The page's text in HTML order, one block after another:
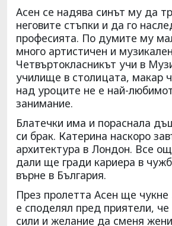
Асен се надява синът му да
неговите стъпки и да го
професията. По думите му
много артистичен и
Четвъртокласникът учи в
училище в столицата, макар
над уроците не е най-
занимание.
Блатечки има и пораснала
си брак. Катерина наскоро
архитектура в Лондон. Все
дали ще гради кариера в
върне в България.
През пролетта Асен ще чукне
е споделял пред приятели,
сили и желание да сменя